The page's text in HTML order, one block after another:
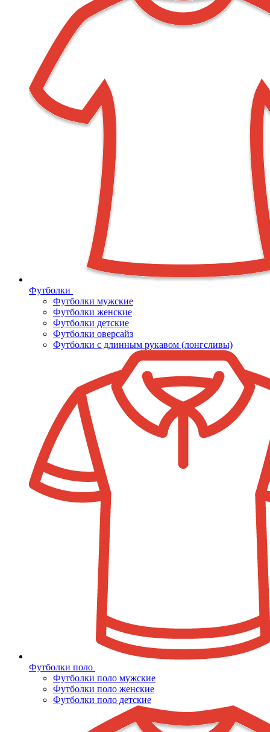
Футболки
Футболки мужские
Футболки женские
Футболки детские
Футболки оверсайз
Футболки с длинным рукавом (лонгсливы)
Футболки поло
Футболки поло мужские
Футболки поло женские
Футболки поло детские